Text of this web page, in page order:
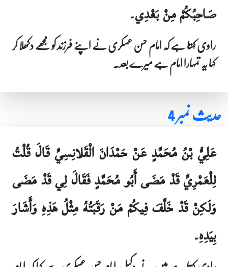
صَاحِبُكُمْ مِنْ بَعْدِي۔
راوی کہتا ہے کہ امام حسن عسکری نے اپنے فرزند کو مجھے دکھلا کر
کہا یہ تمہارا امام ہے میرے بعد۔
حدیث نمبر 4
عَلِيُّ بْنُ مُحَمَّدٍ عَنْ حَمْدَانَ الْقَلانِسِيِّ قَالَ قُلْتُ
لِلْعَمْرِيِّ قَدْ مَضَى أَبُو مُحَمَّدٍ فَقَالَ لِي قَدْ مَضَى
وَلَكِنْ قَدْ خَلَّفَ فِيكُمْ مَنْ رَقَبَتُهُ مِثْلُ هَذِهِ وَأَشَارَ
بِيَدِهِ۔